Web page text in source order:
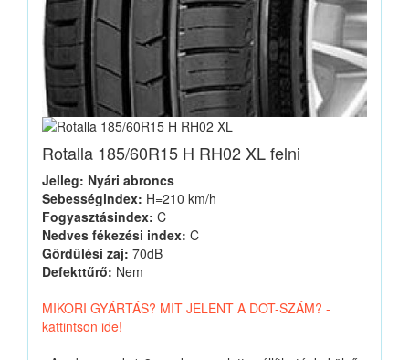
Rotalla 185/60R15 H RH02 XL felni
Jelleg: Nyári abroncs
Sebességindex: H=210 km/h
Fogyasztásindex: C
Nedves fékezési index: C
Gördülési zaj: 70dB
Defekttűrő: Nem
MIKORI GYÁRTÁS? MIT JELENT A DOT-SZÁM? -
kattintson ide!